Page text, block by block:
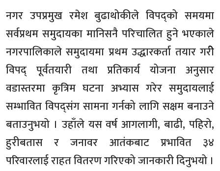
नगर उपप्रमुख रमेश बुढाथोकीले विपद्को समयमा
सर्वप्रथम समुदायका मानिसनै परिचालित हुने भएकाले
नगरपालिकाले समुदायमा प्रथम उद्धारकर्ता तयार गरीे
विपद् पूर्वतयारी तथा प्रतिकार्य योजना अनुसार
वडास्तरमा कृत्रिम घटना अभ्यास गरेर समुदायलाई
सम्भावित विपद्संग सामना गर्नको लागि सक्षम बनाउने
बताउनुभयो । उहाँले यस वर्ष आगलागी, बाढी, पहिरो,
हुरीबतास र जनावर आतंकबाट प्रभावित ३४
परिवारलाई राहत वितरण गरिएको जानकारी दिनुभयो ।